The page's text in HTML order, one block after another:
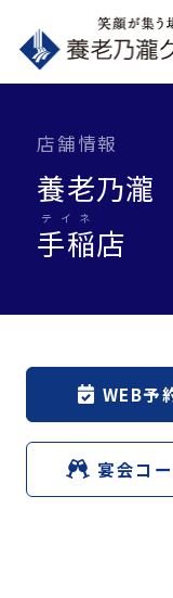
店舗情報
養老乃瀧
手稲
テイネ
店
WEB予
宴会コ